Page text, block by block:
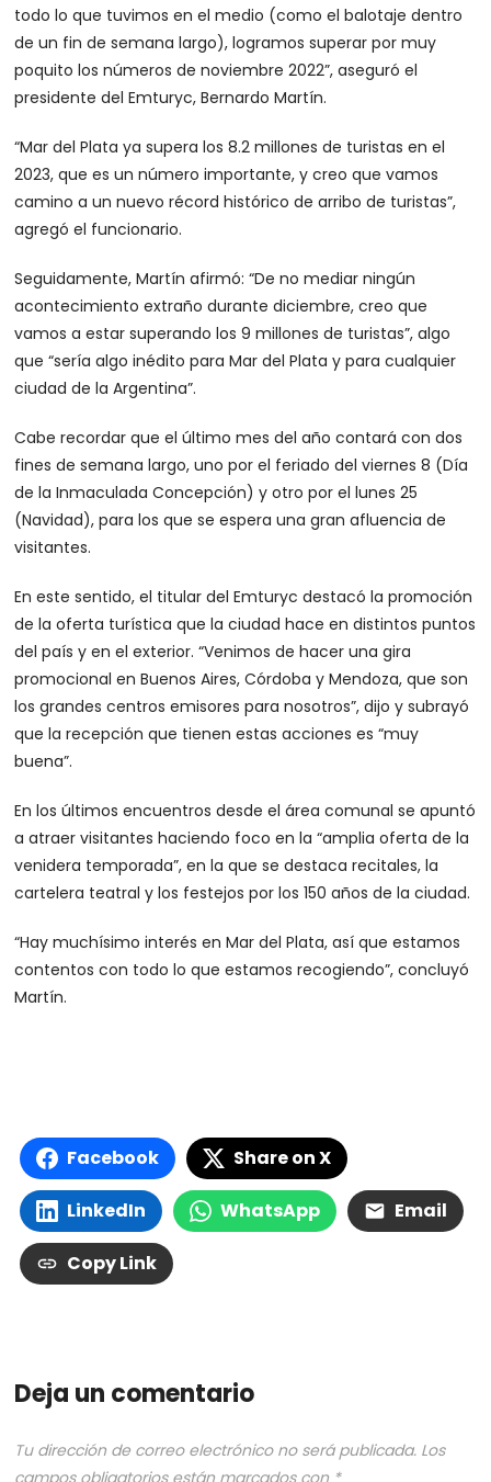
todo lo que tuvimos en el medio (como el balotaje dentro
de un fin de semana largo), logramos superar por muy
poquito los números de noviembre 2022”, aseguró el
presidente del Emturyc, Bernardo Martín.
“Mar del Plata ya supera los 8.2 millones de turistas en el
2023, que es un número importante, y creo que vamos
camino a un nuevo récord histórico de arribo de turistas”,
agregó el funcionario.
Seguidamente, Martín afirmó: “De no mediar ningún
acontecimiento extraño durante diciembre, creo que
vamos a estar superando los 9 millones de turistas”, algo
que “sería algo inédito para Mar del Plata y para cualquier
ciudad de la Argentina”.
Cabe recordar que el último mes del año contará con dos
fines de semana largo, uno por el feriado del viernes 8 (Día
de la Inmaculada Concepción) y otro por el lunes 25
(Navidad), para los que se espera una gran afluencia de
visitantes.
En este sentido, el titular del Emturyc destacó la promoción
de la oferta turística que la ciudad hace en distintos puntos
del país y en el exterior. “Venimos de hacer una gira
promocional en Buenos Aires, Córdoba y Mendoza, que son
los grandes centros emisores para nosotros”, dijo y subrayó
que la recepción que tienen estas acciones es “muy
buena”.
En los últimos encuentros desde el área comunal se apuntó
a atraer visitantes haciendo foco en la “amplia oferta de la
venidera temporada”, en la que se destaca recitales, la
cartelera teatral y los festejos por los 150 años de la ciudad.
“Hay muchísimo interés en Mar del Plata, así que estamos
contentos con todo lo que estamos recogiendo”, concluyó
Martín.
Facebook Share on X
LinkedIn WhatsApp Email
Copy Link
Deja un comentario
Tu dirección de correo electrónico no será publicada. Los
campos obligatorios están marcados con *